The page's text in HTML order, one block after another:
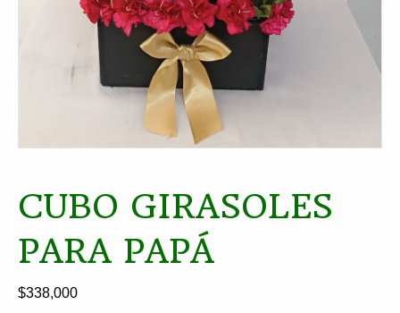
CUBO GIRASOLES
PARA PAPÁ
$338,000